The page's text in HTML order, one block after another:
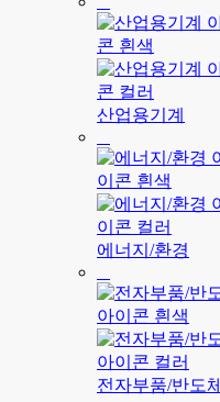
산업용기계
에너지/환경
전자부품/반도체